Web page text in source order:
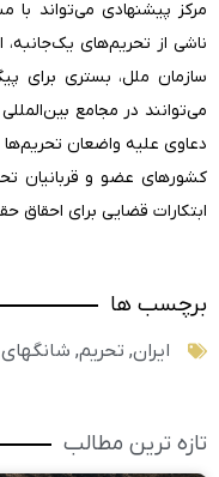
مرکز پیشنهادی می‌تواند
ناشی از تحریم‌های
سازمان ملل، بستری برای
می‌توانند در مجامع
دعاوی علیه واضعان تحریم‌ها
کشورهای عضو و قربانیان
ابتکارات قضایی برای احقاق
برچسب ها
ایران, تحریم, شانگهای
تازه ترین مطالب